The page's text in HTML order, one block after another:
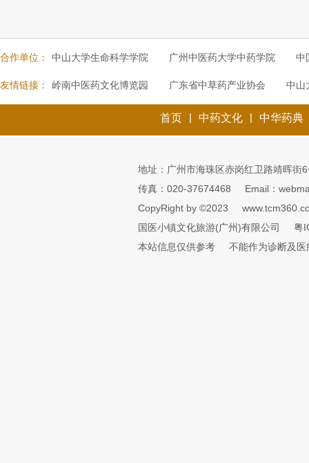
合作单位： 中山大学生命科学学院 广州中医药大学中药学院 中
友情链接： 岭南中医药文化博览园 广东省中草药产业协会 中山
首页 | 中药文化 | 中华药典
地址：广州市海珠区赤岗红卫路靖晖街
传真：020-37674468
Email：
CopyRight by ©2023
国医小镇文化旅游(广州)有限公司
粤
本站信息仅供参考
不能作为诊断及医